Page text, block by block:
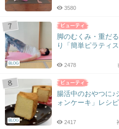
3580
BLOG
脚のむくみ・重だ
り「簡単ピラティス
2478
BLOG
腸活中のおやつに♪
ォンケーキ」レシピ
2417